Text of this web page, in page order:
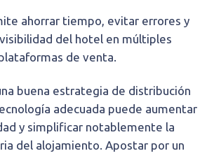
ahorrar tiempo, evitar errores y
del hotel en múltiples
de venta.
buena estrategia de distribución
adecuada puede aumentar
y simplificar notablemente la
del alojamiento. Apostar por un